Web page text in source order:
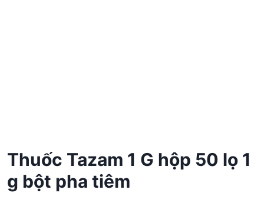
Thuốc Tazam 1 G hộp 50 lọ 1
g bột pha tiêm